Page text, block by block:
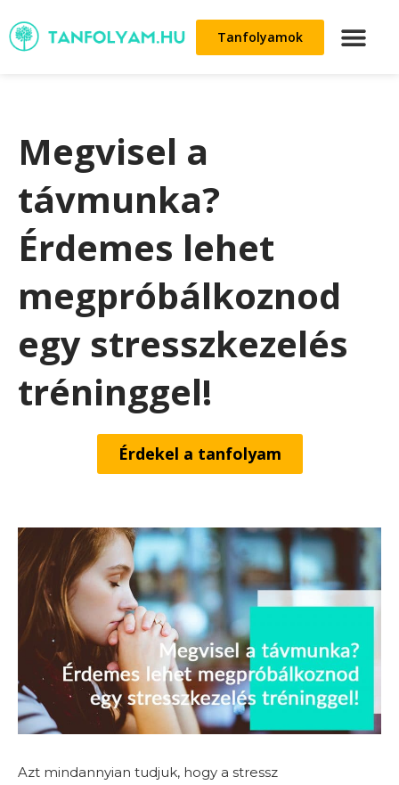
Tanfolyamok
Megvisel a
távmunka?
Érdemes lehet
megpróbálkoznod
egy stresszkezelés
tréninggel!
Érdekel a tanfolyam
Azt mindannyian tudjuk, hogy a stressz